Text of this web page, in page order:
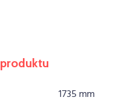
produktu
1735 mm